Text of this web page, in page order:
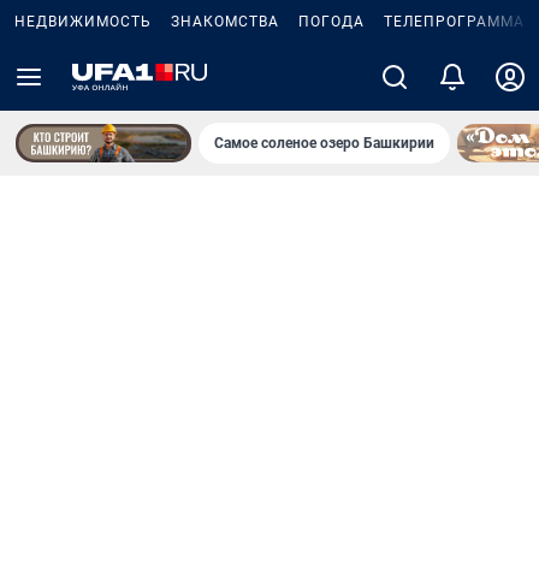
НЕДВИЖИМОСТЬ ЗНАКОМСТВА ПОГОДА ТЕЛЕПРОГРАММА
Самое соленое озеро Башкирии